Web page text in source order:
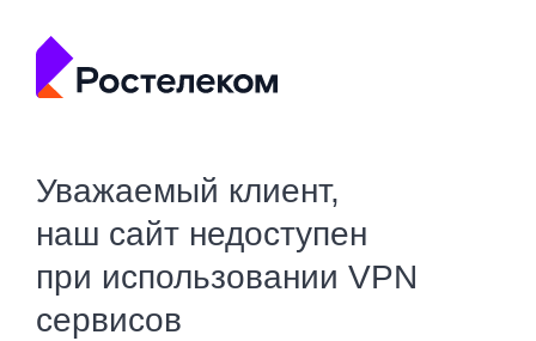
Уважаемый клиент,
наш сайт недоступен
при использовании VPN
сервисов